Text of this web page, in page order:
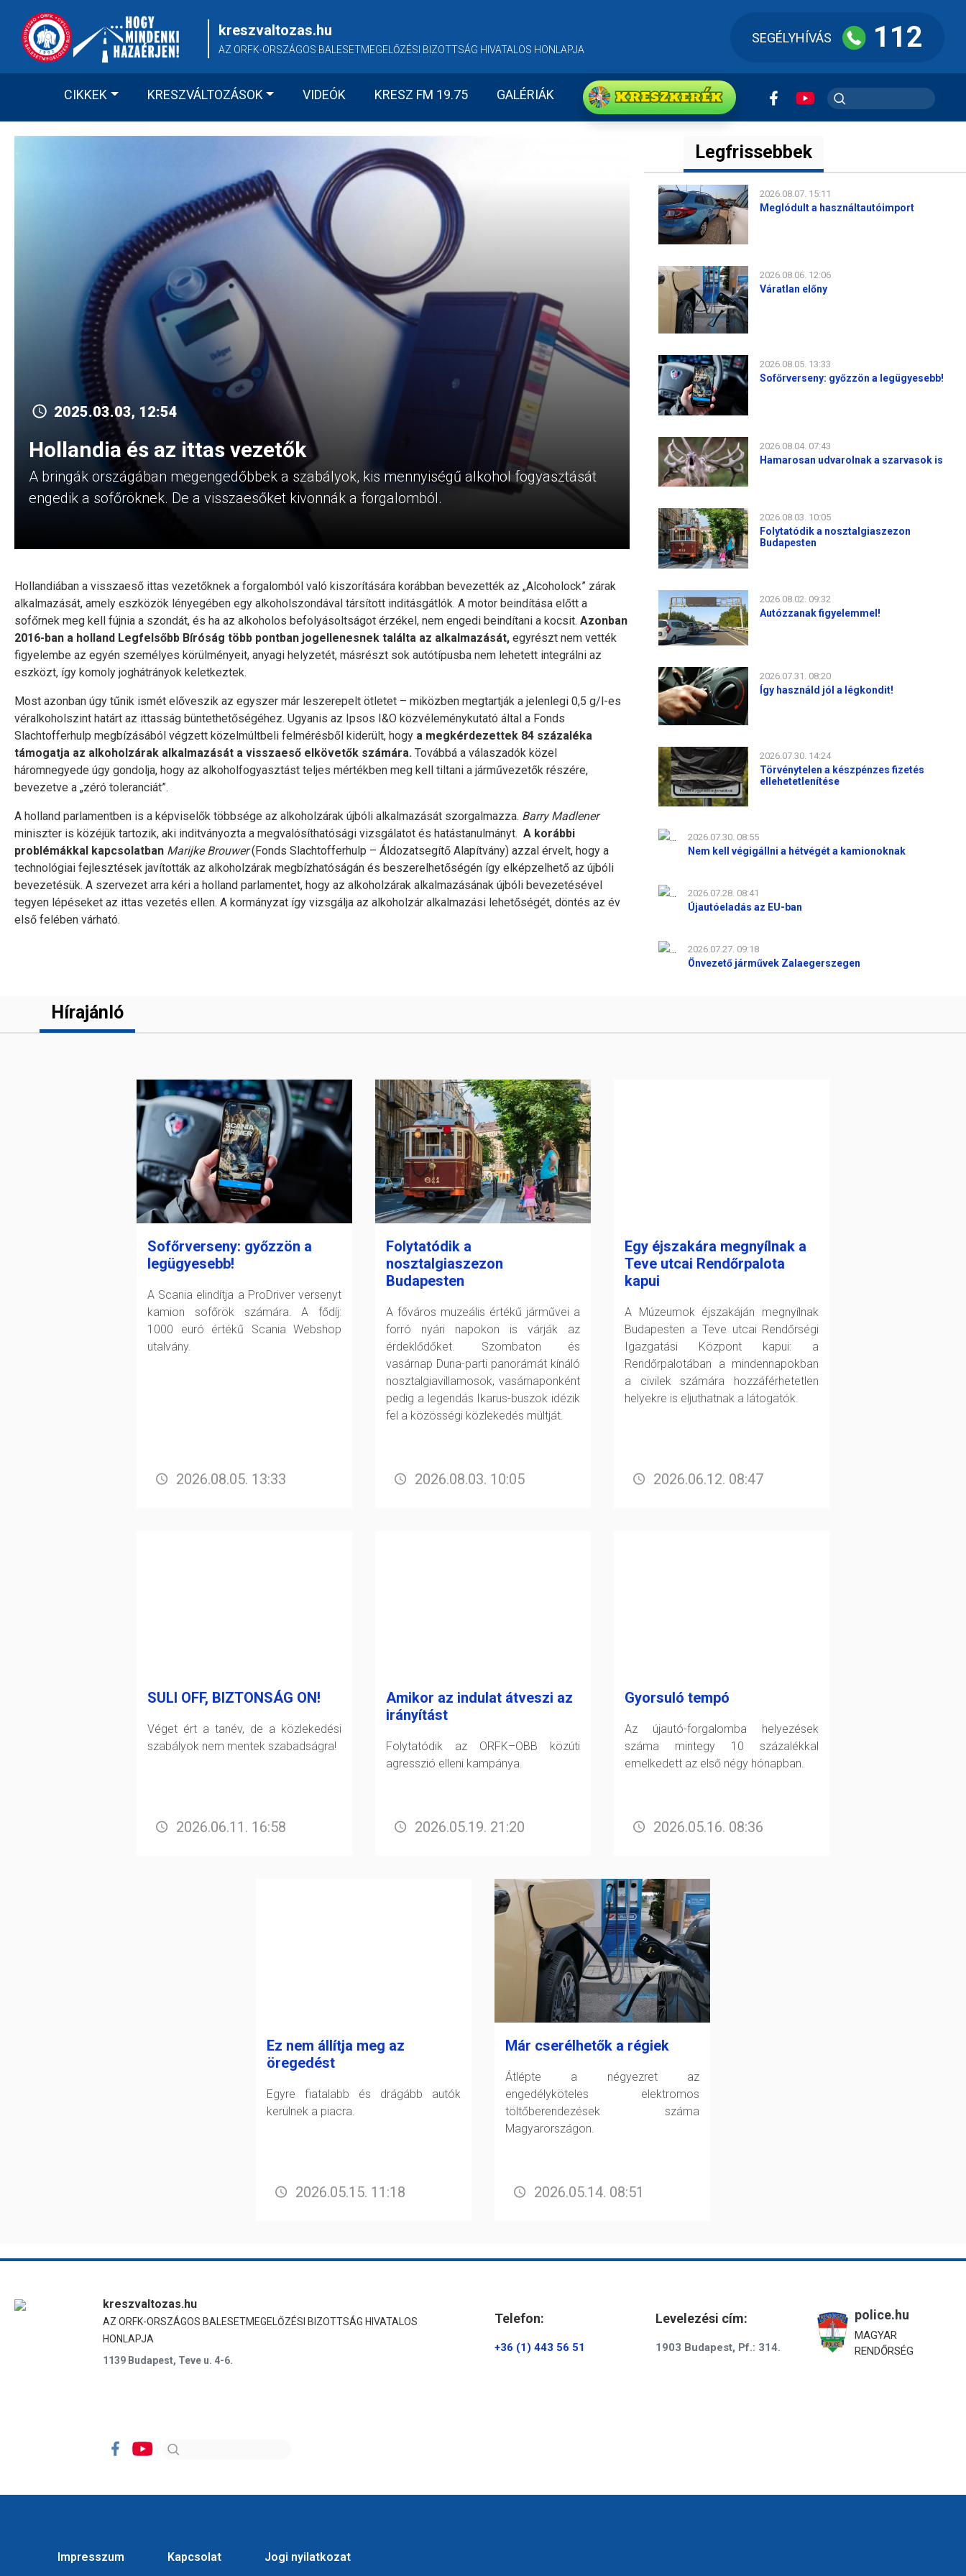
content
kreszvaltozas.hu
AZ ORFK-ORSZÁGOS BALESETMEGELŐZÉSI BIZOTTSÁG HIVATALOS HONLAPJA
SEGÉLYHÍVÁS 112
CIKKEK KRESZVÁLTOZÁSOK VIDEÓK KRESZ FM 19.75 GALÉRIÁK KRESZkerék
2025.03.03, 12:54
Hollandia és az ittas vezetők
A bringák országában megengedőbbek a szabályok, kis mennyiségű alkohol fogyasztását
engedik a sofőröknek. De a visszaesőket kivonnák a forgalomból.
Hollandiában a visszaeső ittas vezetőknek a forgalomból való kiszorítására korábban bevezették az „Alcoholock” zárak
alkalmazását, amely eszközök lényegében egy alkoholszondával társított inditásgátlók. A motor beindítása előtt a
sofőrnek meg kell fújnia a szondát, és ha az alkoholos befolyásoltságot érzékel, nem engedi beindítani a kocsit. Azonban
2016-ban a holland Legfelsőbb Bíróság több pontban jogellenesnek találta az alkalmazását, egyrészt nem vették
figyelembe az egyén személyes körülményeit, anyagi helyzetét, másrészt sok autótípusba nem lehetett integrálni az
eszközt, így komoly joghátrányok keletkeztek.
Most azonban úgy tűnik ismét előveszik az egyszer már leszerepelt ötletet – miközben megtartják a jelenlegi 0,5 g/l-es
véralkoholszint határt az ittasság büntethetőségéhez. Ugyanis az Ipsos I&O közvéleménykutató által a Fonds
Slachtofferhulp megbízásából végzett közelmúltbeli felmérésből kiderült, hogy a megkérdezettek 84 százaléka
támogatja az alkoholzárak alkalmazását a visszaeső elkövetők számára. Továbbá a válaszadók közel
háromnegyede úgy gondolja, hogy az alkoholfogyasztást teljes mértékben meg kell tiltani a járművezetők részére,
bevezetve a „zéró toleranciát”.
A holland parlamentben is a képviselők többsége az alkoholzárak újbóli alkalmazását szorgalmazza. Barry Madlener
miniszter is közéjük tartozik, aki inditványozta a megvalósíthatósági vizsgálatot és hatástanulmányt. A korábbi
problémákkal kapcsolatban Marijke Brouwer(Fonds Slachtofferhulp – Áldozatsegítő Alapítvány) azzal érvelt, hogy a
technológiai fejlesztések javították az alkoholzárak megbízhatóságán és beszerelhetőségén így elképzelhető az újbóli
bevezetésük. A szervezet arra kéri a holland parlamentet, hogy az alkoholzárak alkalmazásának újbóli bevezetésével
tegyen lépéseket az ittas vezetés ellen. A kormányzat így vizsgálja az alkoholzár alkalmazási lehetőségét, döntés az év
első felében várható.
Legfrissebbek
2026.08.07. 15:11
Meglódult a használtautóimport
2026.08.06. 12:06
Váratlan előny
2026.08.05. 13:33
Sofőrverseny: győzzön a legügyesebb!
2026.08.04. 07:43
Hamarosan udvarolnak a szarvasok is
2026.08.03. 10:05
Folytatódik a nosztalgiaszezon
Budapesten
2026.08.02. 09:32
Autózzanak figyelemmel!
2026.07.31. 08:20
Így használd jól a légkondit!
2026.07.30. 14:24
Törvénytelen a készpénzes fizetés
ellehetetlenítése
2026.07.30. 08:55
Nem kell végigállni a hétvégét a kamionoknak
2026.07.28. 08:41
Újautóeladás az EU-ban
2026.07.27. 09:18
Önvezető járművek Zalaegerszegen
Hírajánló
Sofőrverseny: győzzön a
legügyesebb!
A Scania elindítja a ProDriver versenyt
kamion sofőrök számára. A fődíj:
1000 euró értékű Scania Webshop
utalvány.
2026.08.05. 13:33
Folytatódik a
nosztalgiaszezon
Budapesten
A főváros muzeális értékű járművei a
forró nyári napokon is várják az
érdeklődőket. Szombaton és
vasárnap Duna-parti panorámát kínáló
nosztalgiavillamosok, vasárnaponként
pedig a legendás Ikarus-buszok idézik
fel a közösségi közlekedés múltját.
2026.08.03. 10:05
Egy éjszakára megnyílnak a
Teve utcai Rendőrpalota
kapui
A Múzeumok éjszakáján megnyílnak
Budapesten a Teve utcai Rendőrségi
Igazgatási Központ kapui: a
Rendőrpalotában a mindennapokban
a civilek számára hozzáférhetetlen
helyekre is eljuthatnak a látogatók.
2026.06.12. 08:47
SULI OFF, BIZTONSÁG ON!
Véget ért a tanév, de a közlekedési
szabályok nem mentek szabadságra!
2026.06.11. 16:58
Amikor az indulat átveszi az
irányítást
Folytatódik az ORFK–OBB közúti
agresszió elleni kampánya.
2026.05.19. 21:20
Gyorsuló tempó
Az újautó-forgalomba helyezések
száma mintegy 10 százalékkal
emelkedett az első négy hónapban.
2026.05.16. 08:36
Ez nem állítja meg az
öregedést
Egyre fiatalabb és drágább autók
kerülnek a piacra.
2026.05.15. 11:18
Már cserélhetők a régiek
Átlépte a négyezret az
engedélyköteles elektromos
töltőberendezések száma
Magyarországon.
2026.05.14. 08:51
kreszvaltozas.hu
AZ ORFK-ORSZÁGOS BALESETMEGELŐZÉSI BIZOTTSÁG HIVATALOS
HONLAPJA
1139 Budapest, Teve u. 4-6.
Telefon:
+36 (1) 443 56 51
Levelezési cím:
1903 Budapest, Pf.: 314.
police.hu
MAGYAR
RENDŐRSÉG
Impresszum Kapcsolat Jogi nyilatkozat